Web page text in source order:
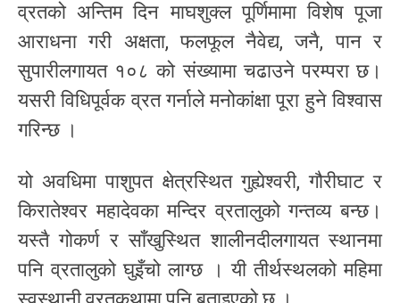
व्रतको अन्तिम दिन माघशुक्ल पूर्णिमामा विशेष पूजा
आराधना गरी अक्षता, फलफूल नैवेद्य, जनै, पान र
सुपारीलगायत १०८ को संख्यामा चढाउने परम्परा छ।
यसरी विधिपूर्वक व्रत गर्नाले मनोकांक्षा पूरा हुने विश्वास
गरिन्छ ।
यो अवधिमा पाशुपत क्षेत्रस्थित गुह्येश्वरी, गौरीघाट र
किरातेश्वर महादेवका मन्दिर व्रतालुको गन्तव्य बन्छ।
यस्तै गोकर्ण र साँखुस्थित शालीनदीलगायत स्थानमा
पनि व्रतालुको घुइँचो लाग्छ । यी तीर्थस्थलको महिमा